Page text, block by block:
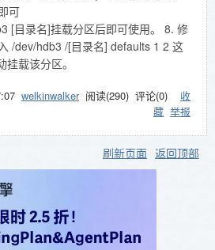
可
[目录名]挂载分区后即可使用。 8. 修
/dev/hdb3 /[目录名] defaults 1 2 这
载该分区。
welkinwalker阅读(290) 评论(0) 收
藏 举报
刷新页面 返回顶部